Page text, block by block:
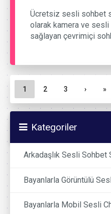
Ücretsiz sesli sohbet
olarak kamera ve
sağlayan çevrimiçi
Sayfa gezinme
Geçerli Sayfa
1 Sayfa
2 Sayfa
3 › »
Kategoriler
Arkadaşlık Sesli Sohbet
Bayanlarla Görüntülü
Bayanlarla Mobil Sesli